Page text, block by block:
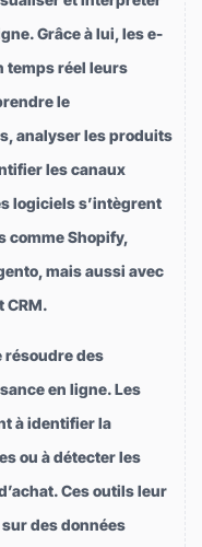
Grâce à lui, les e-
temps réel leurs
le
analyser les produits
les canaux
logiciels s’intègrent
comme Shopify,
mais aussi avec
CRM.
résoudre des
en ligne. Les
à identifier la
ou à détecter les
Ces outils leur
des données